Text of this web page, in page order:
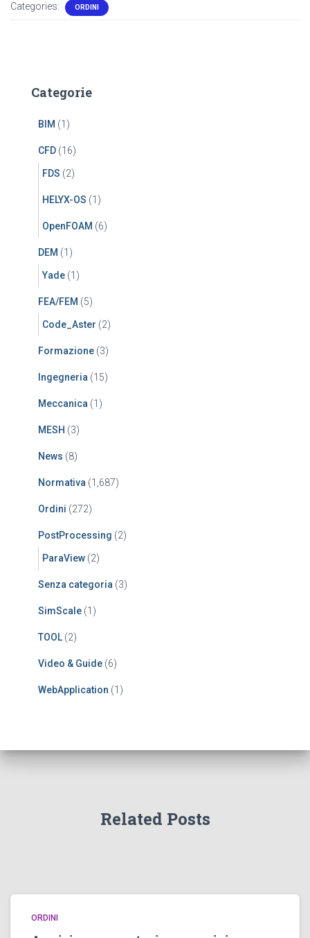
Categories: ORDINI
Categorie
BIM (1)
CFD (16)
FDS (2)
HELYX-OS (1)
OpenFOAM (6)
DEM (1)
Yade (1)
FEA/FEM (5)
Code_Aster (2)
Formazione (3)
Ingegneria (15)
Meccanica (1)
MESH (3)
News (8)
Normativa (1,687)
Ordini (272)
PostProcessing (2)
ParaView (2)
Senza categoria (3)
SimScale (1)
TOOL (2)
Video & Guide (6)
WebApplication (1)
Related Posts
ORDINI